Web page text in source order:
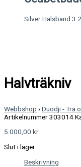
Silver Halsband
Halvträkniv
Webbshop ›Duodji - Trä
Artikelnummer303014
5.000,00 kr
Slut i lager
Beskrivning